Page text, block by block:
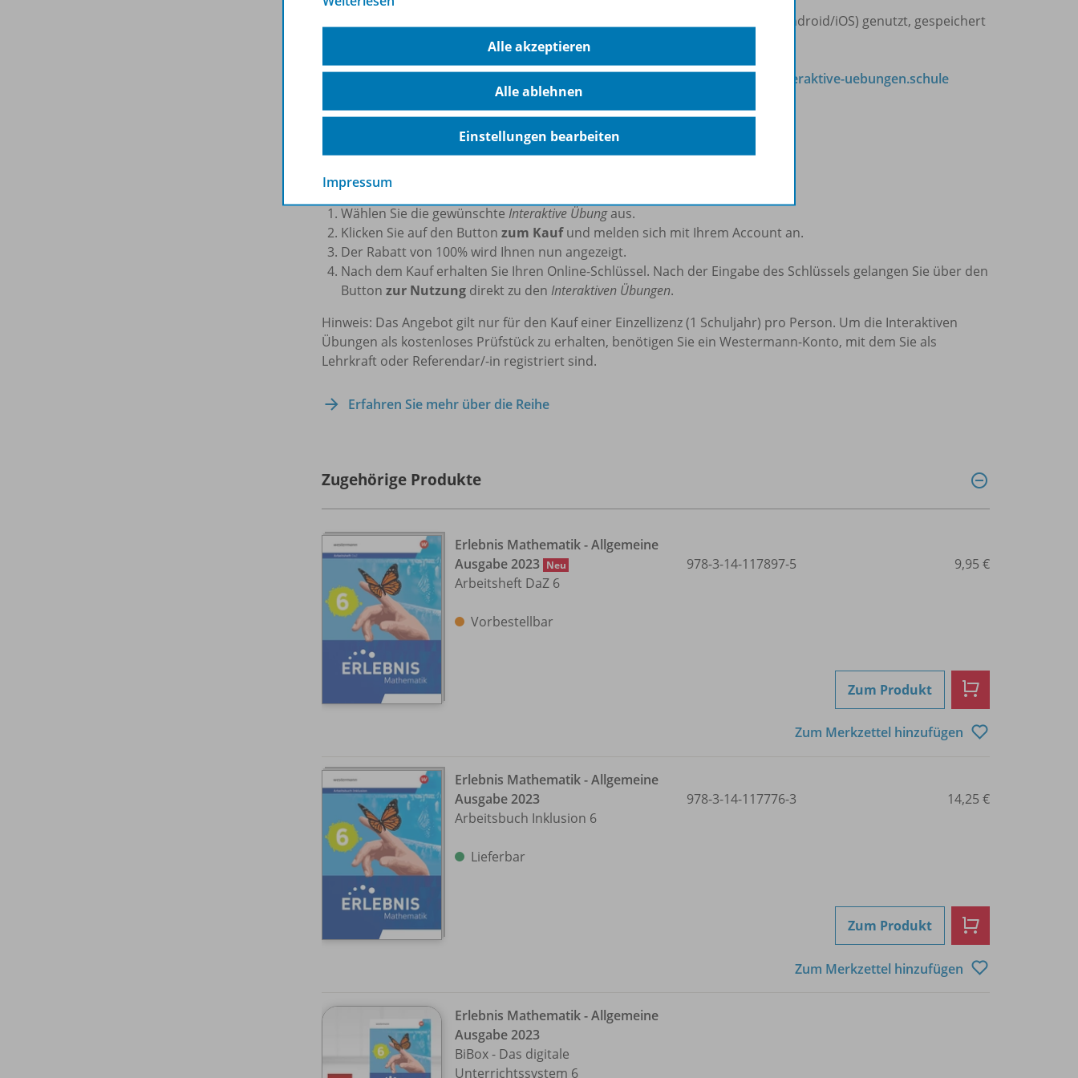
können auf dem PC (Windows/macOS) und Tablets (Android/iOS) genutzt, gespeichert
und jederzeit fortgesetzt werden.
Ausführliche Informationen zum Kauf und zur Nutzung finden Sie aufwww.interaktive-uebungen.schule
Kostenlos für Lehrkräfte und Referendar/-innen
Sichern Sie sich 100% Rabatt auf Ihr digitales Prüfstück.
So geht’s:
Wählen Sie die gewünschte Interaktive Übungaus.
Klicken Sie auf den Button zum Kaufund melden sich mit Ihrem Account an.
Der Rabatt von 100% wird Ihnen nun angezeigt.
Nach dem Kauf erhalten Sie Ihren Online-Schlüssel. Nach der Eingabe des Schlüssels gelangen Sie über den
Button zur Nutzung direkt zu den Interaktiven Übungen.
Hinweis: Das Angebot gilt nur für den Kauf einer Einzellizenz (1 Schuljahr) pro Person. Um die Interaktiven
Übungen als kostenloses Prüfstück zu erhalten, benötigen Sie ein Westermann-Konto, mit dem Sie als
Lehrkraft oder Referendar/-in registriert sind.
Erfahren Sie mehr über die Reihe
Zugehörige Produkte
Erlebnis Mathematik - Allgemeine
Ausgabe 2023 Neu
Arbeitsheft DaZ 6
Vorbestellbar
978-3-14-117897-5 9,95 €
Zum Produkt
Zum Merkzettel hinzufügen
Erlebnis Mathematik - Allgemeine
Ausgabe 2023
Arbeitsbuch Inklusion 6
Lieferbar
978-3-14-117776-3 14,25 €
Zum Produkt
Zum Merkzettel hinzufügen
Erlebnis Mathematik - Allgemeine
Ausgabe 2023
BiBox - Das digitale
Unterrichtssystem 6
Alle akzeptieren
Alle ablehnen
Einstellungen bearbeiten
Impressum